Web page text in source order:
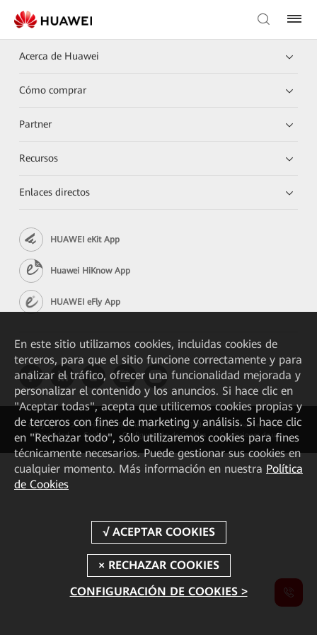
Acerca de Huawei
Cómo comprar
Partner
Recursos
Enlaces directos
HUAWEI eKit App
Huawei HiKnow App
HUAWEI eFly App
Copyright © 2026 Huawei Technologies Co., Ltd. Todos los derechos reservados.
Privacidad
Cookies Configuración de Cookies Condiciones de uso
En este sitio utilizamos cookies, incluidas cookies de
terceros, para que el sitio funcione correctamente y para
analizar el tráfico, ofrecer una funcionalidad mejorada y
personalizar el contenido y los anuncios. Si hace clic en
"Aceptar todas", acepta que utilicemos cookies propias y
de terceros con fines de marketing y análisis. Si hace clic
en "Rechazar todo", sólo utilizaremos cookies para fines
técnicamente necesarios. Puede gestionar sus cookies en
cualquier momento. Más información en nuestra Política
de Cookies
CONFIGURACIÓN DE COOKIES >